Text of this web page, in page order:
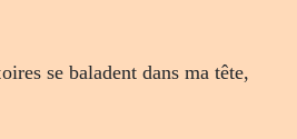
se baladent dans ma tête,